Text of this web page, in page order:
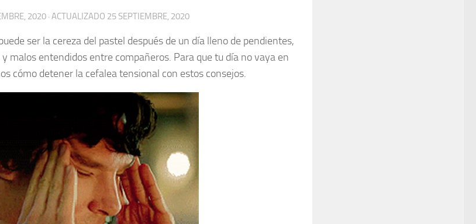
2020 · ACTUALIZADO 25 SEPTIEMBRE, 2020
ser la cereza del pastel después de un día lleno de pendientes,
malos entendidos entre compañeros. Para que tu día no vaya en
cómo detener la cefalea tensional con estos consejos.